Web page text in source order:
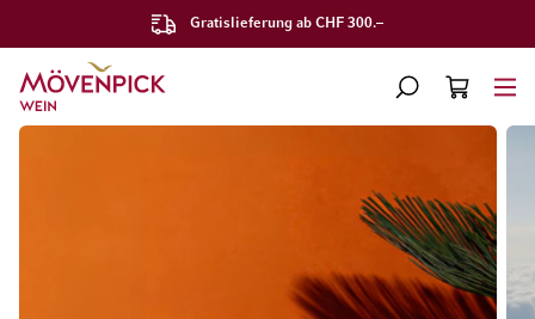
Gratislieferung ab CHF 300.–
SUCHE
WARENKORB